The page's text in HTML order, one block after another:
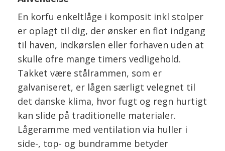
En korfu enkeltlåge i komposit inkl stolper
er oplagt til dig, der ønsker en flot indgang
til haven, indkørslen eller forhaven uden at
skulle ofre mange timers vedligehold.
Takket være stålrammen, som er
galvaniseret, er lågen særligt velegnet til
det danske klima, hvor fugt og regn hurtigt
kan slide på traditionelle materialer.
Lågeramme med ventilation via huller i
side-, top- og bundramme betyder